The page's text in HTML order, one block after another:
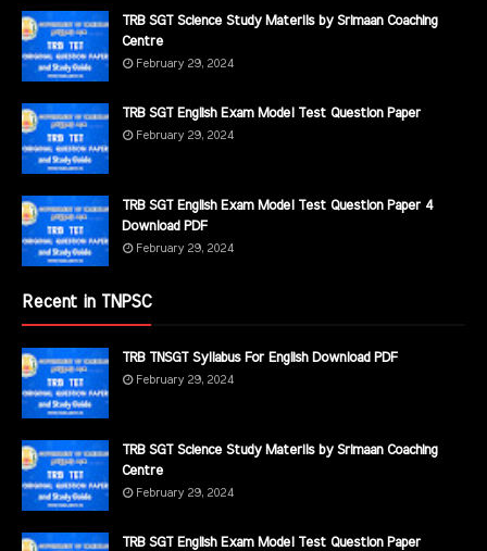
TRB SGT Science Study Materils by Srimaan Coaching
Centre
February 29, 2024
TRB SGT English Exam Model Test Question Paper
February 29, 2024
TRB SGT English Exam Model Test Question Paper 4
Download PDF
February 29, 2024
Recent in TNPSC
TRB TNSGT Syllabus For English Download PDF
February 29, 2024
TRB SGT Science Study Materils by Srimaan Coaching
Centre
February 29, 2024
TRB SGT English Exam Model Test Question Paper